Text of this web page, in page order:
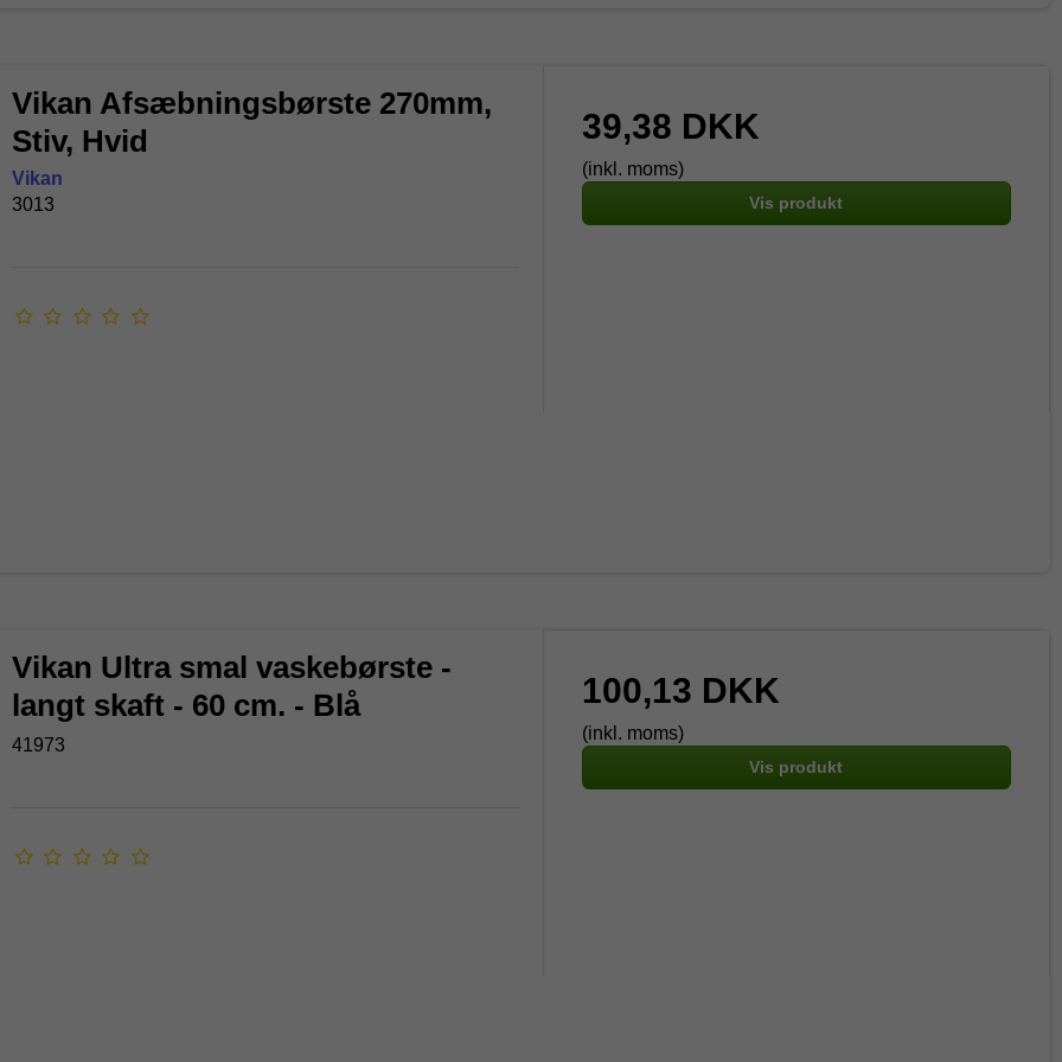
Vikan Afsæbningsbørste 270mm,
Stiv, Hvid
Vikan
3013
39,38 DKK
(inkl. moms)
Vis produkt
Vikan Ultra smal vaskebørste -
langt skaft - 60 cm. - Blå
41973
100,13 DKK
(inkl. moms)
Vis produkt